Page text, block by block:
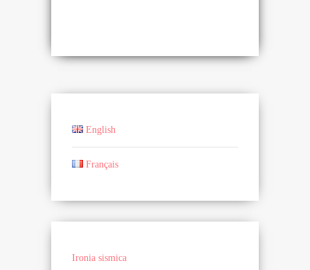
English
Français
Ironia sismica